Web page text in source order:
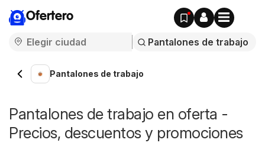
Ofertero
Pantalones de trabajo
Pantalones de trabajo en oferta -
Precios, descuentos y promociones